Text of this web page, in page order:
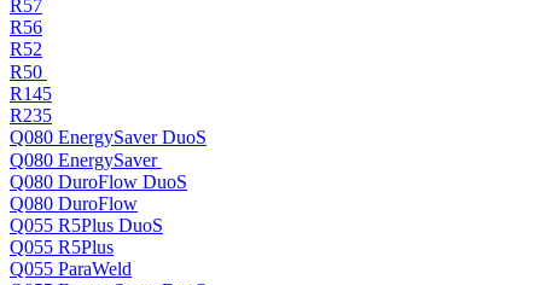
R57
R56
R52
R50
R145
R235
Q080 EnergySaver DuoS
Q080 EnergySaver
Q080 DuroFlow DuoS
Q080 DuroFlow
Q055 R5Plus DuoS
Q055 R5Plus
Q055 ParaWeld